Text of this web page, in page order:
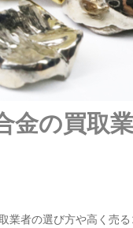
金の買取
業者の選び方や高く売